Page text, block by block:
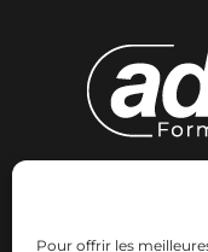
Pour offrir les
Expertise